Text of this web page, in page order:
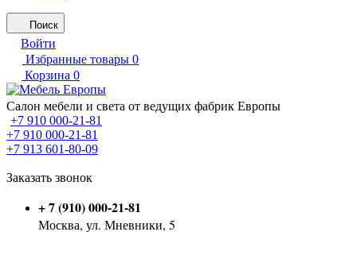
Поиск
Войти
Избранные товары 0
Корзина 0
Салон мебели и света от ведущих фабрик Европы
+7 910 000-21-81
+7 910 000-21-81
+7 913 601-80-09
Заказать звонок
+ 7 (910) 000-21-81
Москва, ул. Мневники, 5